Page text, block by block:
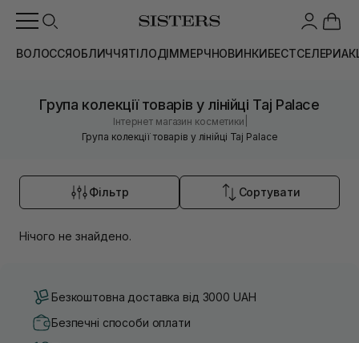
ВОЛОССЯОБЛИЧЧЯТІЛОДІММЕРЧНОВИНКИБЕСТСЕЛЕРИ
Група колекції товарів у лінійці Taj Palace
Інтернет магазин косметики
Група колекції товарів у лінійці Taj Palace
Фільтр Сортувати
Нічого не знайдено.
Безкоштовна доставка від 3000 UAH
Безпечні способи оплати